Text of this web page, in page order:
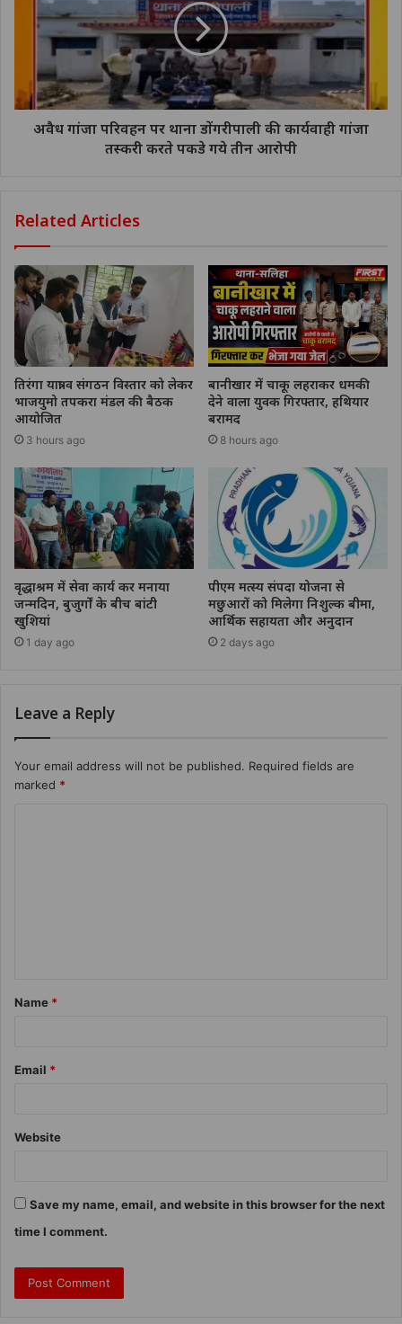
अवैध गांजा परिवहन पर थाना डोंगरीपाली की कार्यवाही गांजा
तस्करी करते पकडे गये तीन आरोपी
Related Articles
तिरंगा यात्रा व संगठन विस्तार को लेकर
भाजयुमो तपकरा मंडल की बैठक
आयोजित
3 hours ago
बानीखार में चाकू लहराकर धमकी
देने वाला युवक गिरफ्तार, हथियार
बरामद
8 hours ago
वृद्धाश्रम में सेवा कार्य कर मनाया
जन्मदिन, बुजुर्गों के बीच बांटी
खुशियां
1 day ago
पीएम मत्स्य संपदा योजना से
मछुआरों को मिलेगा निशुल्क बीमा,
आर्थिक सहायता और अनुदान
2 days ago
Leave a Reply
Your email address will not be published. Required fields are
marked *
Name *
Email *
Website
Save my name, email, and website in this browser for the next
time I comment.